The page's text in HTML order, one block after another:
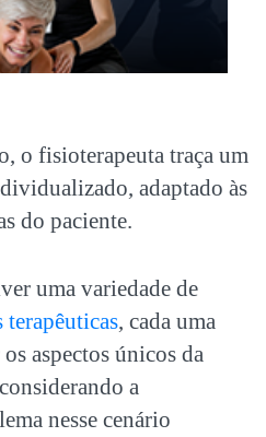
o fisioterapeuta traça um
adaptado às
do paciente.
uma variedade de
terapêuticas, cada uma
aspectos únicos da
a
nesse cenário